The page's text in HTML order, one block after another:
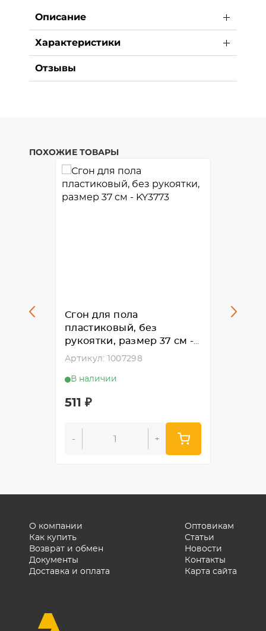
Описание
Характеристики
Отзывы
ПОХОЖИЕ ТОВАРЫ
Сгон для пола
пластиковый, без
рукоятки, размер 37 см -
KY3773
Артикул: 1007298
В наличии
511 ₽
- +
Сгон
О компании
Как купить
Возврат и обмен
Документы
Доставка и оплата
Оптовикам
Статьи
Новости
Контакты
Карта сайта